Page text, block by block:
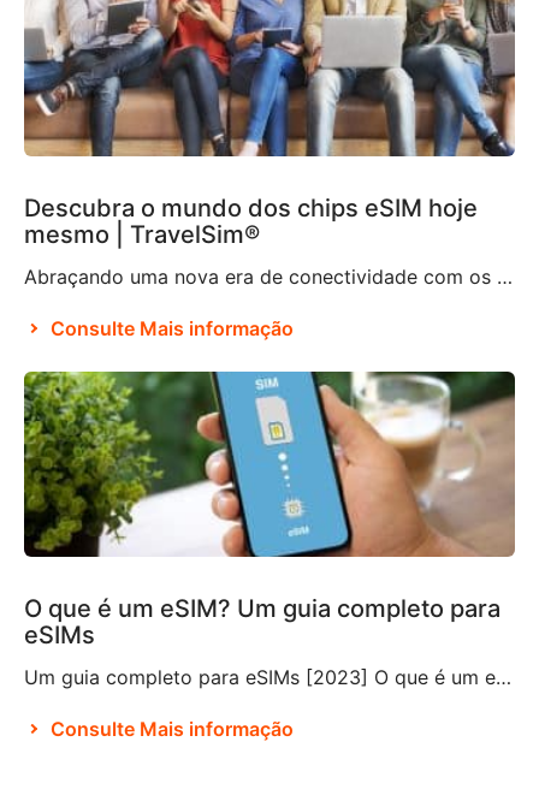
Descubra o mundo dos chips eSIM hoje
mesmo | TravelSim®
Abraçando uma nova era de conectividade com os chips eSIM De acordo com Brian X. Chen, redator-chefe de tecnologia de consumo do The New York Times, não demorará muito para que “o chip físico não exista mais“. Aparentemente, isso se deve à decisão da Apple de eliminar a bandeja de chip do iPhone 14, tornando-o […]
Consulte Mais informação
O que é um eSIM? Um guia completo para
eSIMs
Um guia completo para eSIMs [2023] O que é um eSIM? Se você não está familiarizado com essa tecnologia relativamente nova, pode estar se perguntando o que é um eSIM e se precisa ou não incluí-lo em seus planos de viagem. Um eSIM, também conhecido como SIM incorporado ou SIM eletrônico, é um componente que […]
Consulte Mais informação